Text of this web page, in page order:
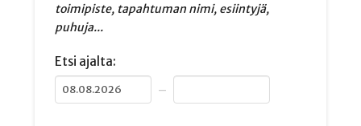
toimipiste, tapahtuman nimi, esiintyjä,
puhuja...
Etsi ajalta:
–